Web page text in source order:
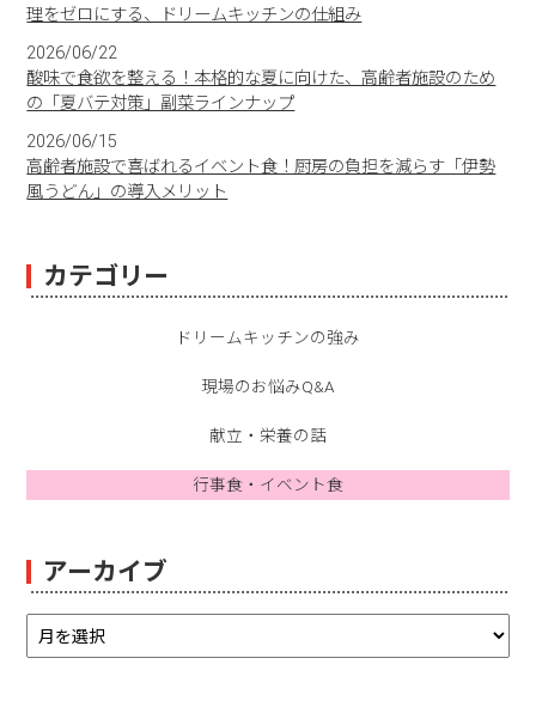
理をゼロにする、ドリームキッチンの仕組み
2026/06/22
酸味で食欲を整える！本格的な夏に向けた、高齢者施設のため
の「夏バテ対策」副菜ラインナップ
2026/06/15
高齢者施設で喜ばれるイベント食！厨房の負担を減らす「伊勢
風うどん」の導入メリット
カテゴリー
ドリームキッチンの強み
現場のお悩みQ&A
献立・栄養の話
行事食・イベント食
アーカイブ